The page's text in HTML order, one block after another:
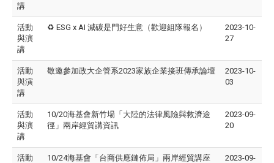
講
活動
與演
講
♻️ ESG x AI 減碳是門好生意（歡迎組隊報名）
2023-10-
27
活動
與演
講
敬邀參加政大企管系2023家族企業接班傳承論壇
2023-10-
03
活動
與演
講
10/20海基會新竹場「大陸的法律風險與救濟途
徑」兩岸經貿講資訊
2023-09-
20
活動
10/24海基會「台商供應鏈佈局」兩岸經貿講座
2023-09-